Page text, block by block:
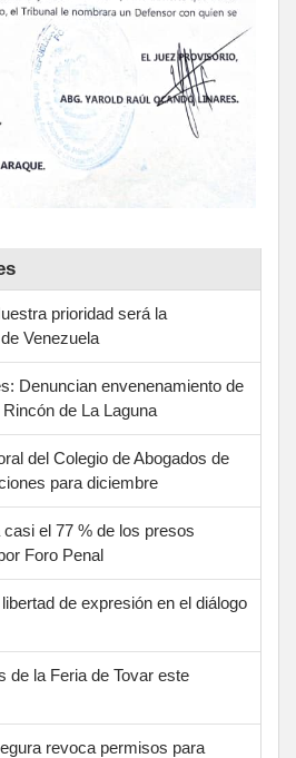
prioridad será la
Venezuela
Denuncian envenenamiento de
de La Laguna
del Colegio de Abogados de
para diciembre
el 77 % de los presos
Foro Penal
de expresión en el diálogo
de la Feria de Tovar este
revoca permisos para